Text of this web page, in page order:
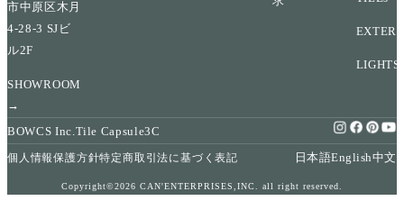
市中原区木月
4-28-3 SJビ
ル2F
SHOWROOM
→
LIGHTS
BOWCS Inc. Tile Capsule3C
個人情報保護方針特定商取引法に基づく表記 日本語English中文
Copyright©2026 CAN'ENTERPRISES,INC. all right reserved.